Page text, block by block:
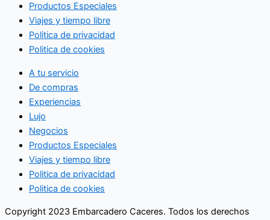
Productos Especiales
Viajes y tiempo libre
Politica de privacidad
Politica de cookies
A tu servicio
De compras
Experiencias
Lujo
Negocios
Productos Especiales
Viajes y tiempo libre
Politica de privacidad
Politica de cookies
Copyright 2023 Embarcadero Caceres. Todos los derechos